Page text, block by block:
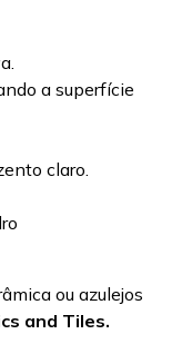
a superfície
claro.
ou azulejos
and Tiles.